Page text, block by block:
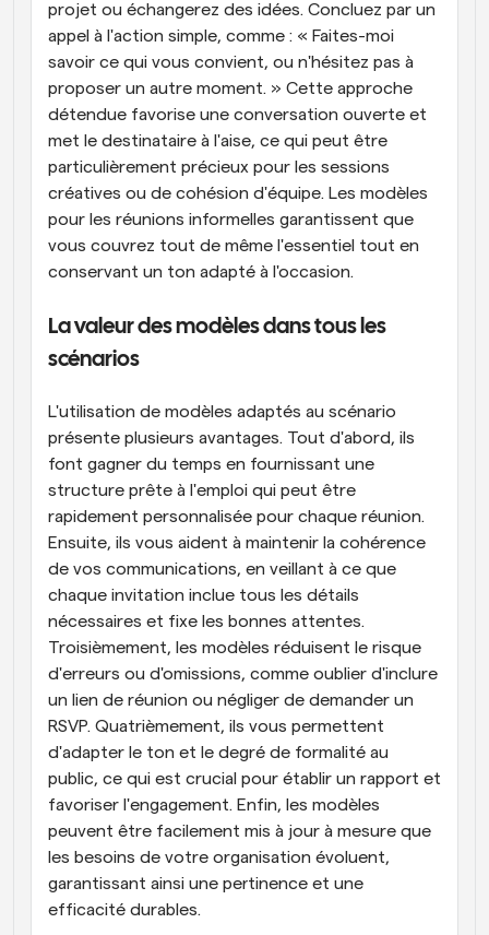
projet ou échangerez des idées. Concluez par un
appel à l'action simple, comme : « Faites-moi
savoir ce qui vous convient, ou n'hésitez pas à
proposer un autre moment. » Cette approche
détendue favorise une conversation ouverte et
met le destinataire à l'aise, ce qui peut être
particulièrement précieux pour les sessions
créatives ou de cohésion d'équipe. Les modèles
pour les réunions informelles garantissent que
vous couvrez tout de même l'essentiel tout en
conservant un ton adapté à l'occasion.
La valeur des modèles dans tous les
scénarios
L'utilisation de modèles adaptés au scénario
présente plusieurs avantages. Tout d'abord, ils
font gagner du temps en fournissant une
structure prête à l'emploi qui peut être
rapidement personnalisée pour chaque réunion.
Ensuite, ils vous aident à maintenir la cohérence
de vos communications, en veillant à ce que
chaque invitation inclue tous les détails
nécessaires et fixe les bonnes attentes.
Troisièmement, les modèles réduisent le risque
d'erreurs ou d'omissions, comme oublier d'inclure
un lien de réunion ou négliger de demander un
RSVP. Quatrièmement, ils vous permettent
d'adapter le ton et le degré de formalité au
public, ce qui est crucial pour établir un rapport et
favoriser l'engagement. Enfin, les modèles
peuvent être facilement mis à jour à mesure que
les besoins de votre organisation évoluent,
garantissant ainsi une pertinence et une
efficacité durables.